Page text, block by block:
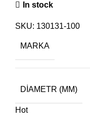
In stock
SKU: 130131-100
MARKA
DIAMETR (MM)
Hot